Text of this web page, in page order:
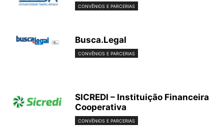
CONVÊNIOS E PARCERIAS
Busca.Legal
CONVÊNIOS E PARCERIAS
SICREDI – Instituição Financeira
Cooperativa
CONVÊNIOS E PARCERIAS